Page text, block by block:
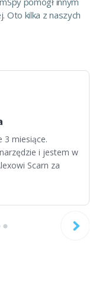
Oto kilka z naszych
3 miesiące.
i jestem w
Scarn za